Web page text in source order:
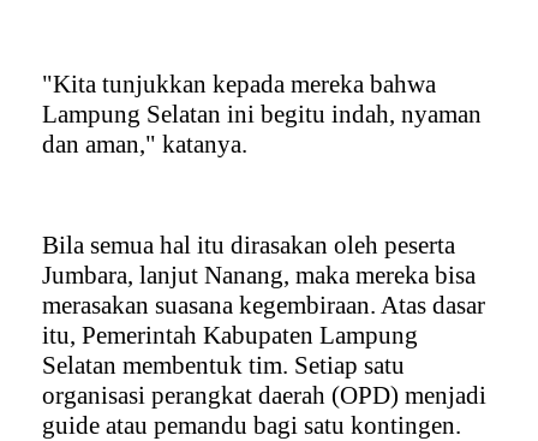
"Kita tunjukkan kepada mereka bahwa
Lampung Selatan ini begitu indah, nyaman
dan aman," katanya.
Bila semua hal itu dirasakan oleh peserta
Jumbara, lanjut Nanang, maka mereka bisa
merasakan suasana kegembiraan. Atas dasar
itu, Pemerintah Kabupaten Lampung
Selatan membentuk tim. Setiap satu
organisasi perangkat daerah (OPD) menjadi
guide atau pemandu bagi satu kontingen.